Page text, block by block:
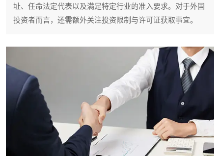
址、任命法定代表以及满足特定行业的准入要求。对于外国
投资者而言，还需额外关注投资限制与许可证获取事宜。